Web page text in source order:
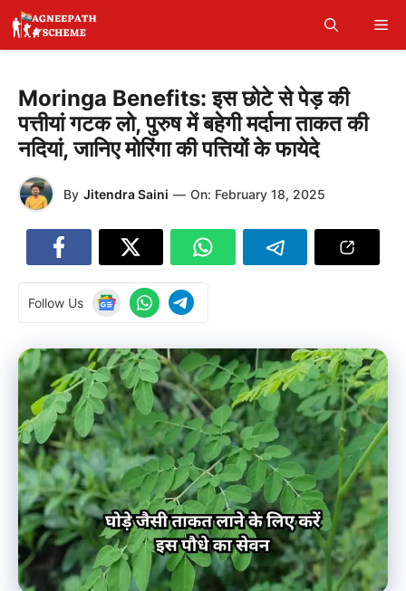
Skip
content
Moringa Benefits: इस छोटे से पेड़ की
पत्तीयां गटक लो, पुरुष में बहेगी मर्दाना ताकत की
नदियां, जानिए मोरिंगा की पत्तियों के फायेदे
By Jitendra Saini — On: February 18, 2025
Follow Us